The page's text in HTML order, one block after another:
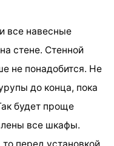
все навесные
стене. Стенной
не понадобится. Не
до конца, пока
будет проще
все шкафы.